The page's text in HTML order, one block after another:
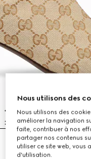
Bottines Bombshell pour
€ 1.450
Nous utilisons des
Nous utilisons des
améliorer la navigation
faite, contribuer à nos
partager nos contenus
utiliser ce site web, vous
d'utilisation.